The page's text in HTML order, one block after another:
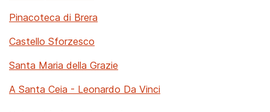
Pinacoteca di Brera
Castello Sforzesco
Santa Maria della Grazie
A Santa Ceia - Leonardo Da Vinci